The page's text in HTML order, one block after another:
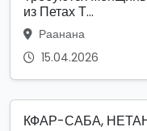
из Петах Т...
Раанана
15.04.2026
КФАР-САБА,